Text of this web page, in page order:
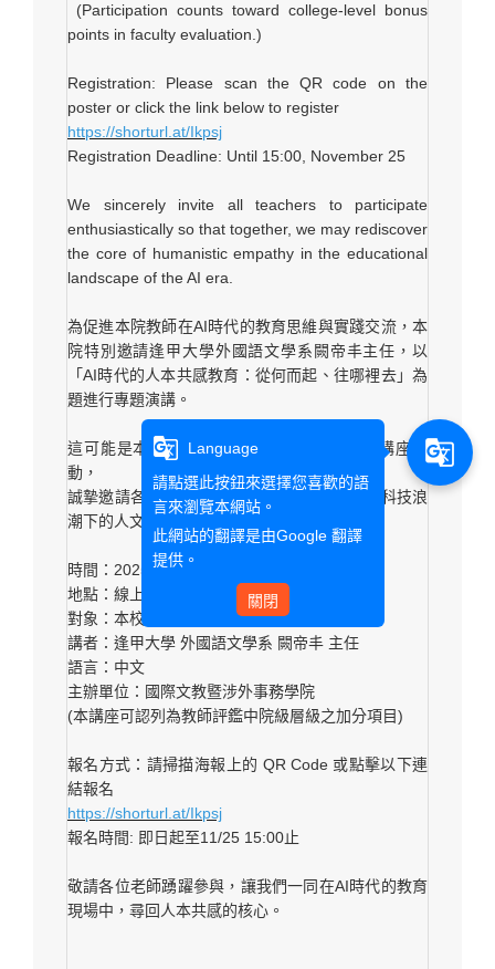
(Participation counts toward college-level bonus
points in faculty evaluation.)
Registration: Please scan the QR code on the
poster or click the link below to register
https://shorturl.at/Ikpsj
Registration Deadline: Until 15:00, November 25
We sincerely invite all teachers to participate
enthusiastically so that together, we may rediscover
the core of humanistic empathy in the educational
landscape of the AI era.
為促進本院教師在AI時代的教育思維與實踐交流，本
院特別邀請逢甲大學外國語文學系闕帝丰主任，以
「AI時代的人本共感教育：從何而起、往哪裡去」為
題進行專題演講。
這可能是本學期唯一一場由本院主辦的教師講座活
動，
誠摯邀請各位老師撥冗參與，共同思考教育在科技浪
潮下的人文初心與實踐方向。
時間：2025年12月2日（週二）12:10－13:00
地點：線上演講（活動開始一週前將提供連結）
對象：本校教職員
講者：逢甲大學 外國語文學系 闕帝丰 主任
語言：中文
主辦單位：國際文教暨涉外事務學院
(本講座可認列為教師評鑑中院級層級之加分項目)
報名方式：請掃描海報上的 QR Code 或點擊以下連
結報名
https://shorturl.at/Ikpsj
報名時間: 即日起至11/25 15:00止
敬請各位老師踴躍參與，讓我們一同在AI時代的教育
現場中，尋回人本共感的核心。
g_translate
Language
請點選此按鈕來選擇您喜歡的語
言來瀏覽本網站。
此網站的翻譯是由Google 翻譯
提供。
關閉
g_translate